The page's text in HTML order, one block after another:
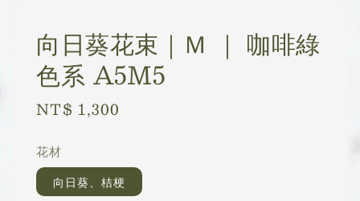
向日葵花束｜Ｍ ｜ 咖啡綠
色系 A5M5
Regular
NT$ 1,300
花材
向日葵、桔梗